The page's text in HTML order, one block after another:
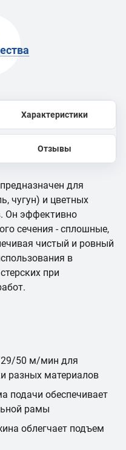
Характеристики
Отзывы
для
чугун) и цветных
Он эффективно
сечения - сплошные,
чистый и ровный
в
при
29/50 м/мин для
разных материалов
подачи обеспечивает
рамы
облегчает подъем